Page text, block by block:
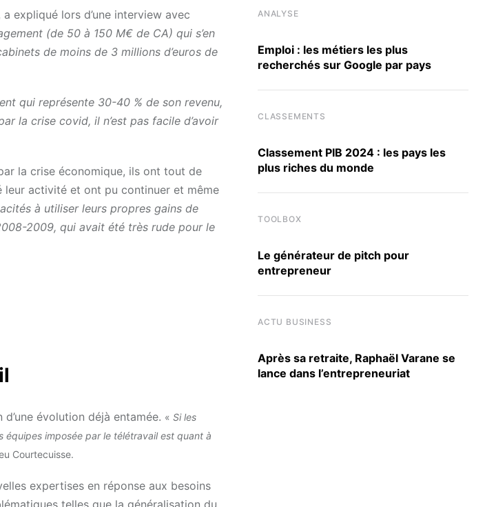
a expliqué lors d’une interview avec
(de 50 à 150 M€ de CA) qui s’en
de moins de 3 millions d’euros de
qui représente 30-40 % de son revenu,
la crise covid, il n’est pas facile d’avoir
la crise économique, ils ont tout de
leur activité et ont pu continuer et même
à utiliser leurs propres gains de
2009, qui avait été très rude pour le
évolution déjà entamée. « Si les
équipes imposée par le télétravail est quant à
Courtecuisse.
expertises en réponse aux besoins
telles que la généralisation du
ANALYSE
Emploi : les métiers les plus
recherchés sur Google par pays
CLASSEMENTS
Classement PIB 2024 : les pays les
plus riches du monde
TOOLBOX
Le générateur de pitch pour
entrepreneur
ACTU BUSINESS
Après sa retraite, Raphaël Varane se
lance dans l’entrepreneuriat